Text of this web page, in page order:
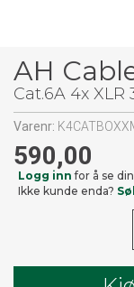
AH
Cat.6A 4x XLR
Varenr:
590,00
Logg inn for å se
Ikke kunde enda?